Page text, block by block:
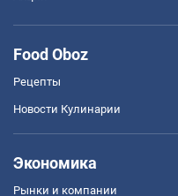
Food Oboz
Рецепты
Новости Кулинарии
Экономика
Рынки и компании